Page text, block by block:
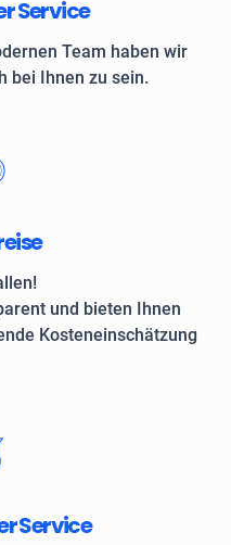
Service
Team haben wir
bei Ihnen zu sein.
und bieten Ihnen
Kosteneinschätzung
Service